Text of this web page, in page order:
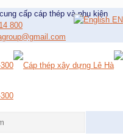
cấp cáp thép và phụ kiện
800
EN